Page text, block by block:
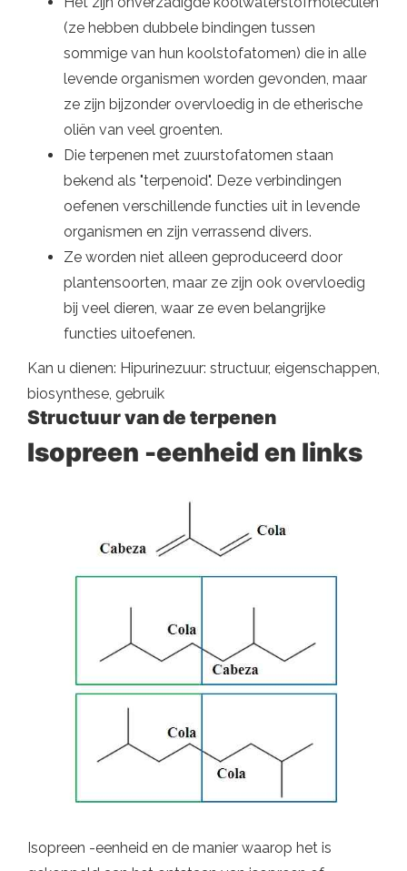
(ze hebben dubbele bindingen tussen
sommige van hun koolstofatomen) die in alle
levende organismen worden gevonden, maar
ze zijn bijzonder overvloedig in de etherische
oliën van veel groenten.
Die terpenen met zuurstofatomen staan ​​
bekend als "terpenoid". Deze verbindingen
oefenen verschillende functies uit in levende
organismen en zijn verrassend divers.
Ze worden niet alleen geproduceerd door
plantensoorten, maar ze zijn ook overvloedig
bij veel dieren, waar ze even belangrijke
functies uitoefenen.
Kan u dienen: Hipurinezuur: structuur, eigenschappen,
biosynthese, gebruik
Structuur van de terpenen
Isopreen -eenheid en links
Isopreen -eenheid en de manier waarop het is